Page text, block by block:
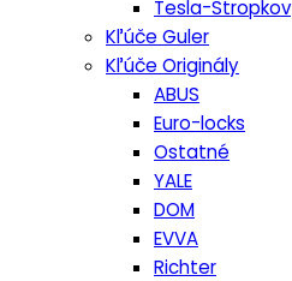
Tesla-Stropkov
Kľúče Guler
Kľúče Originály
ABUS
Euro-locks
Ostatné
YALE
DOM
EVVA
Richter